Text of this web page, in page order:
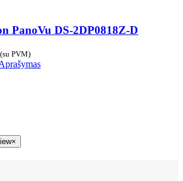
PanoVu DS-2DP0818Z-D
(su PVM)
×